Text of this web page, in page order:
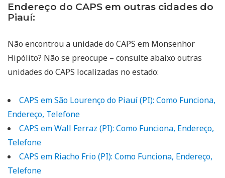
Endereço do CAPS em outras cidades do
Piauí:
Não encontrou a unidade do CAPS em Monsenhor
Hipólito? Não se preocupe – consulte abaixo outras
unidades do CAPS localizadas no estado:
CAPS em São Lourenço do Piauí (PI): Como Funciona,
Endereço, Telefone
CAPS em Wall Ferraz (PI): Como Funciona, Endereço,
Telefone
CAPS em Riacho Frio (PI): Como Funciona, Endereço,
Telefone